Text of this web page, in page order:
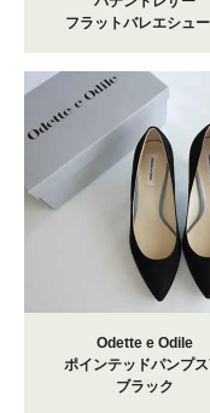
フラットバレエシュ
Odette e Odile
ポインテッドパンプ
ブラック